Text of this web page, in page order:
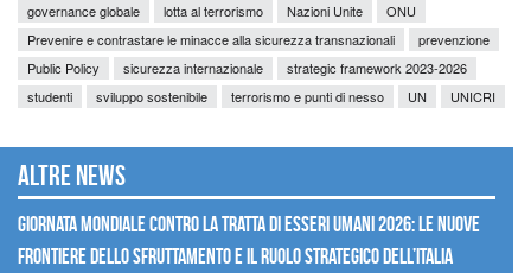
governance globale
lotta al terrorismo Nazioni Unite
ONU
Prevenire e contrastare le minacce alla sicurezza transnazionali
prevenzione
Public Policy
sicurezza internazionale
strategic framework 2023-2026
studenti
sviluppo sostenibile terrorismo e punti di nesso UN UNICRI
Altre news
GIORNATA MONDIALE CONTRO LA TRATTA DI ESSERI UMANI 2026: LE NUOVE
FRONTIERE DELLO SFRUTTAMENTO E IL RUOLO STRATEGICO DELL’ITALIA